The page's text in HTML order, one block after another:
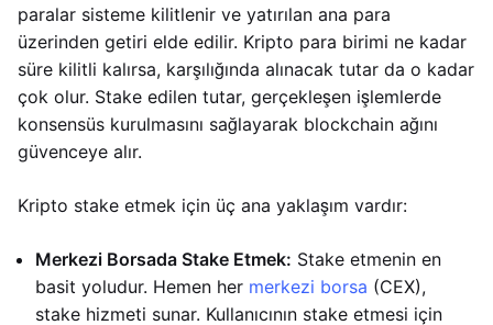
paralar sisteme kilitlenir ve yatırılan ana para
üzerinden getiri elde edilir. Kripto para birimi ne kadar
süre kilitli kalırsa, karşılığında alınacak tutar da o kadar
çok olur. Stake edilen tutar, gerçekleşen işlemlerde
konsensüs kurulmasını sağlayarak blockchain ağını
güvenceye alır.
Kripto stake etmek için üç ana yaklaşım vardır:
Merkezi Borsada Stake Etmek: Stake etmenin en
basit yoludur. Hemen her merkezi borsa (CEX),
stake hizmeti sunar. Kullanıcının stake etmesi için